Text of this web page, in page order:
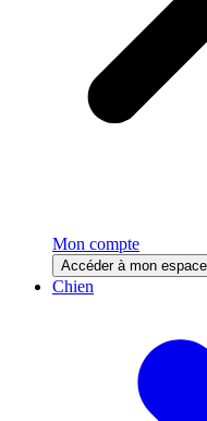
Mon compte
Accéder à mon
Chien